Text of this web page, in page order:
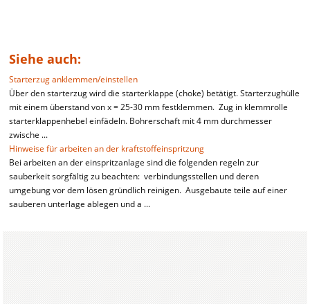
Siehe auch:
Starterzug anklemmen/einstellen
Über den starterzug wird die starterklappe (choke) betätigt. Starterzughülle
mit einem überstand von x = 25-30 mm festklemmen. Zug in klemmrolle
starterklappenhebel einfädeln. Bohrerschaft mit 4 mm durchmesser
zwische ...
Hinweise für arbeiten an der kraftstoffeinspritzung
Bei arbeiten an der einspritzanlage sind die folgenden regeln zur
sauberkeit sorgfältig zu beachten: verbindungsstellen und deren
umgebung vor dem lösen gründlich reinigen. Ausgebaute teile auf einer
sauberen unterlage ablegen und a ...